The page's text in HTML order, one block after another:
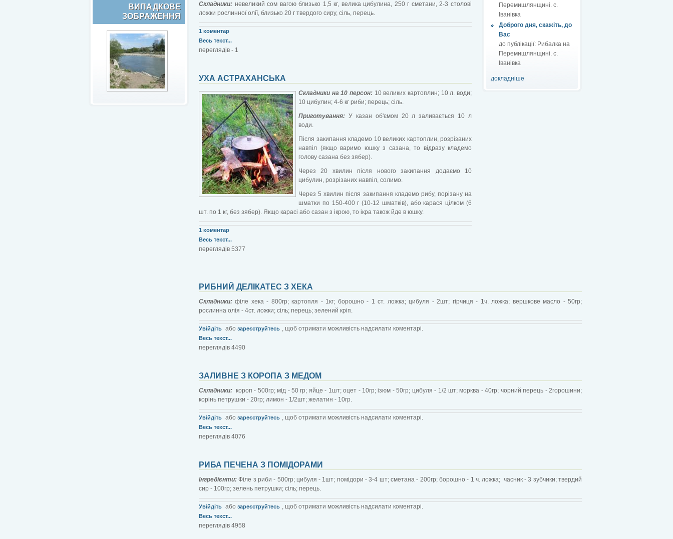
ВИПАДКОВЕ
ЗОБРАЖЕННЯ
Перемишлянщині. с.
Іванівка
Доброго дня, скажіть, до
Вас
до публікації: Рибалка на
Перемишлянщині. с.
Іванівка
докладніше
Складники: невеликий сом вагою близько 1,5 кг, велика цибулина, 250 г сметани, 2-3 столові
ложки рослинної олії, близько 20 г твердого сиру, сіль, перець.
1 коментар
Весь текст...
переглядів - 1
УХА АСТРАХАНСЬКА
Складники на 10 персон: 10 великих картоплин; 10 л. води;
10 цибулин; 4-6 кг риби; перець; сіль.
Приготування: У казан об'ємом 20 л заливається 10 л
води.
Після закипання кладемо 10 великих картоплин, розрізаних
навпіл (якщо варимо юшку з сазана, то відразу кладемо
голову сазана без зябер).
Через 20 хвилин після нового закипання додаємо 10
цибулин, розрізаних навпіл, солимо.
Через 5 хвилин після закипання кладемо рибу, порізану на
шматки по 150-400 г (10-12 шматків), або карася цілком (6
шт. по 1 кг, без зябер). Якщо карасі або сазан з ікрою, то ікра також йде в юшку.
1 коментар
Весь текст...
переглядів 5377
РИБНИЙ ДЕЛІКАТЕС З ХЕКА
Складники:філе хека - 800гр; картопля - 1кг; борошно - 1 ст. ложка; цибуля - 2шт; гірчиця - 1ч. ложка; вершкове масло - 50гр;
рослинна олія - 4ст. ложки; сіль; перець; зелений кріп.
Увійдіть або зареєструйтесь , щоб отримати можливість надсилати коментарі.
Весь текст...
переглядів 4490
ЗАЛИВНЕ З КОРОПА З МЕДОМ
Складники: короп - 500гр; мід - 50 гр; яйце - 1шт; оцет - 10гр; ізюм - 50гр; цибуля - 1/2 шт; морква - 40гр; чорний перець - 2горошини;
корінь петрушки - 20гр; лимон - 1/2шт; желатин - 10гр.
Увійдіть або зареєструйтесь , щоб отримати можливість надсилати коментарі.
Весь текст...
переглядів 4076
РИБА ПЕЧЕНА З ПОМІДОРАМИ
Інгредієнти:Філе з риби - 500гр; цибуля - 1шт; помідори - 3-4 шт; сметана - 200гр; борошно - 1 ч. ложка; часник - 3 зубчики; твердий
сир - 100гр; зелень петрушки; сіль; перець.
Увійдіть або зареєструйтесь , щоб отримати можливість надсилати коментарі.
Весь текст...
переглядів 4958